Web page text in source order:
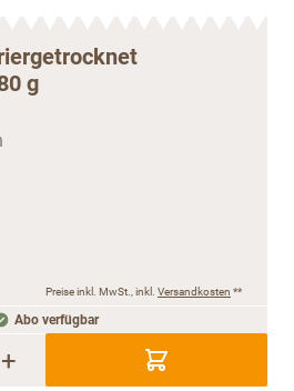
g
Preise inkl. MwSt., inkl. Versandkosten **
Abo verfügbar
+